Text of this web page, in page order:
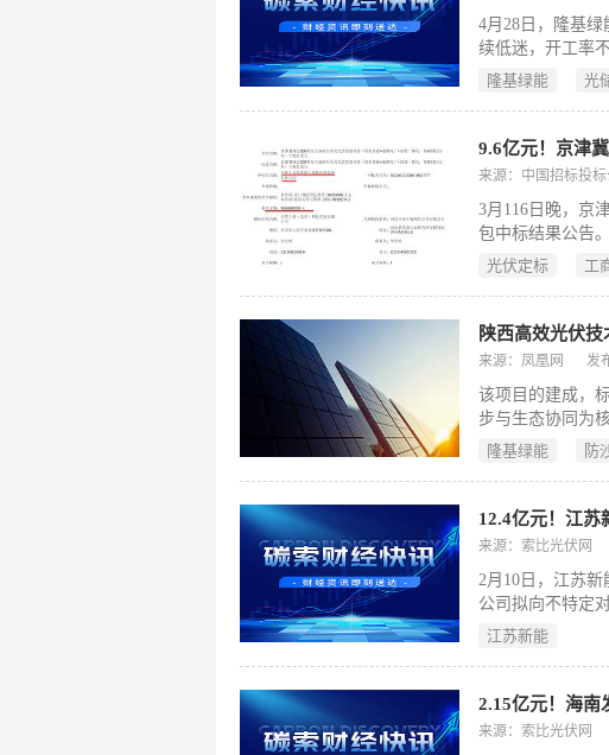
4月28日，隆基绿
续低迷，开工率
素影响，公司在
3690件，构建起
隆基绿能 光
来源：中国招标投
3月116日晚，京
包中标结果公告
有限公司，中标
产业园、亦庄经
山新材料基地。
光伏定标 工
陕西高效光伏
来源：凤凰网 发
该项目的建成，
步与生态协同为
隆基绿能
防
12.4亿元！江苏
来源：索比光伏网
2月10日，江苏新
公司拟向不特定
元（含），用于
江苏新能
2.15亿元！海南
来源：索比光伏网